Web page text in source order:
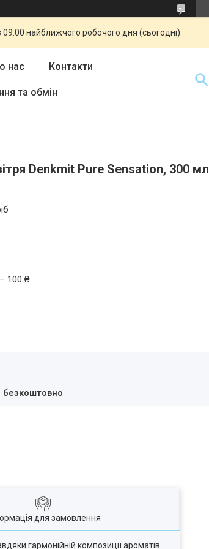
найближчого робочого дня (сьогодні).
нас Контакти
та обмін
Denkmit Pure Sensation, 300 мл
100 ₴
безкоштовно
для замовлення
гармонійній композиції ароматів.